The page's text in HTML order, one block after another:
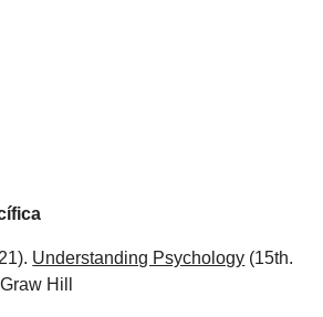
Understanding Psychology (15th.
Hill